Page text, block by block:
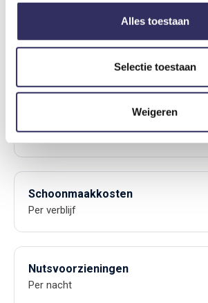
Alles toestaan
Selectie toestaan
Weigeren
Toeristenbelasting
Per persoon per nacht
Per persoon
Schoonmaakkosten
Per verblijf
Nutsvoorzieningen
Per nacht